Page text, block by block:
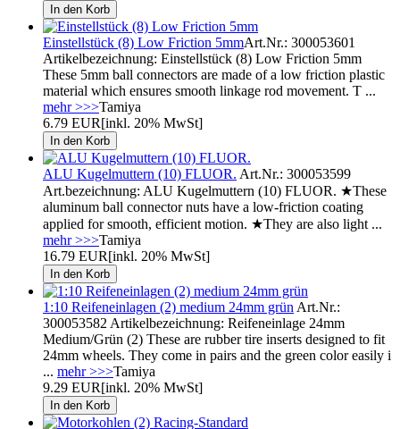
Einstellstück (8) Low Friction 5mmArt.Nr.: 300053601
Artikelbezeichnung: Einstellstück (8) Low Friction 5mm
These 5mm ball connectors are made of a low friction plastic
material which ensures smooth linkage rod movement. T ...
mehr >>>Tamiya
6.79 EUR[inkl. 20% MwSt]
ALU Kugelmuttern (10) FLUOR. Art.Nr.: 300053599
Art.bezeichnung: ALU Kugelmuttern (10) FLUOR. ★These
aluminum ball connector nuts have a low-friction coating
applied for smooth, efficient motion. ★They are also light ...
mehr >>>Tamiya
16.79 EUR[inkl. 20% MwSt]
1:10 Reifeneinlagen (2) medium 24mm grün Art.Nr.:
300053582 Artikelbezeichnung: Reifeneinlage 24mm
Medium/Grün (2) These are rubber tire inserts designed to fit
24mm wheels. They come in pairs and the green color easily i
... mehr >>>Tamiya
9.29 EUR[inkl. 20% MwSt]